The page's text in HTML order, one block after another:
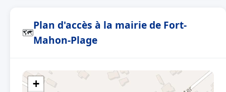
🗺
Plan d'accès à la mairie de Fort-
Mahon-Plage
+